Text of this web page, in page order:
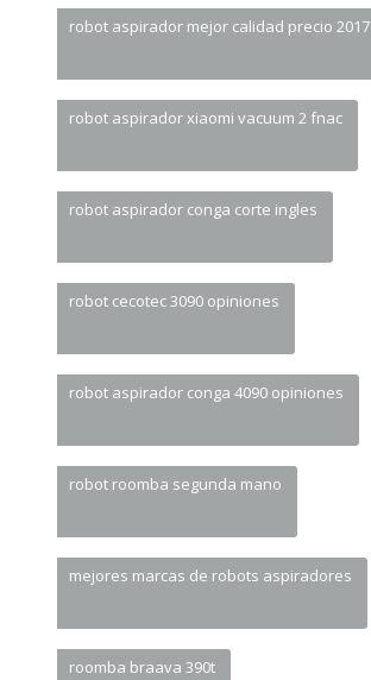
robot aspirador mejor calidad precio 2017
robot aspirador xiaomi vacuum 2 fnac
robot aspirador conga corte ingles
robot cecotec 3090 opiniones
robot aspirador conga 4090 opiniones
robot roomba segunda mano
mejores marcas de robots aspiradores
roomba braava 390t